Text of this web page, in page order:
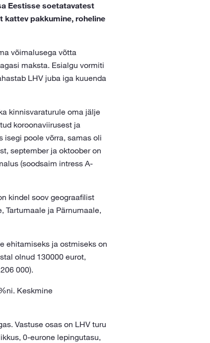
Eestisse soetatavatest
kattev pakkumine, roheline
võimalusega võtta
maksta. Esialgu vormiti
LHV juba iga kuuenda
kinnisvaraturule oma jälje
koroonaviirusest ja
isegi poole võrra, samas oli
september ja oktoober on
(soodsaim intress A-
kindel soov geograafilist
Tartumaale ja Pärnumaale,
ehitamiseks ja ostmiseks on
olnud 130000 eurot,
000).
Keskmine
Vastuse osas on LHV turu
0-eurone lepingutasu,